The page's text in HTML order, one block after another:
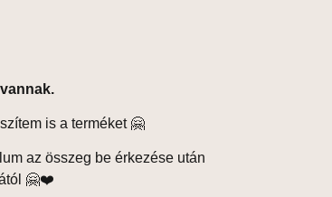
is a terméket 🤗
az összeg be érkezése után
🤗❤️